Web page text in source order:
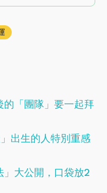
的「團隊」要一起拜
出生的人特別重感
」大公開，口袋放2